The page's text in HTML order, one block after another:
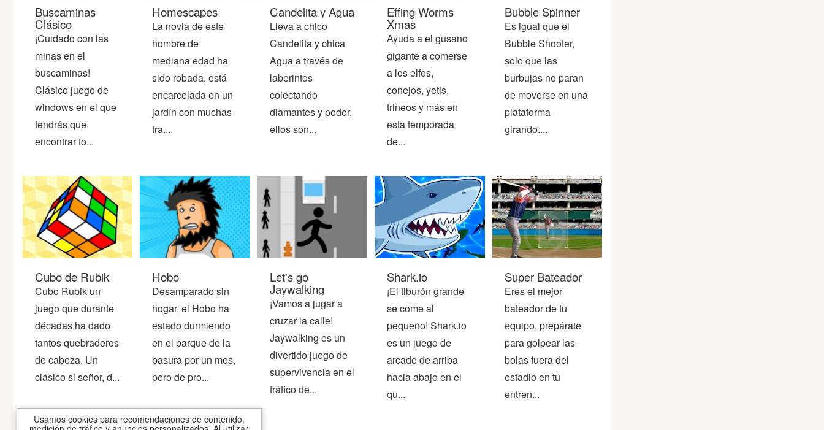
Logica
Arcade
Habilidad
Motos
Guerra
Animaciones
Buscaminas
Clásico
¡Cuidado con las
minas en el
buscaminas!
Clásico juego de
windows en el que
tendrás que
encontrar to...
Homescapes
La novia de este
hombre de
mediana edad ha
sido robada, está
encarcelada en un
jardín con muchas
tra...
Candelita y Agua
Lleva a chico
Candelita y chica
Agua a través de
laberintos
colectando
diamantes y poder,
ellos son...
Effing Worms
Xmas
Ayuda a el gusano
gigante a comerse
a los elfos,
conejos, yetis,
trineos y más en
esta temporada
de...
Bubble Spinner
Es igual que el
Bubble Shooter,
solo que las
burbujas no paran
de moverse en una
plataforma
girando....
Cubo de Rubik
Cubo Rubik un
juego que durante
décadas ha dado
tantos quebraderos
de cabeza. Un
clásico si señor, d...
Hobo
Desamparado sin
hogar, el Hobo ha
estado durmiendo
en el parque de la
basura por un mes,
pero de pro...
Let's go
Jaywalking
¡Vamos a jugar a
cruzar la calle!
Jaywalking es un
divertido juego de
supervivencia en el
tráfico de...
Shark.io
¡El tiburón grande
se come al
pequeño! Shark.io
es un juego de
arcade de arriba
hacia abajo en el
qu...
Super Bateador
Eres el mejor
bateador de tu
equipo, prepárate
para golpear las
bolas fuera del
estadio en tu
entren...
Usamos cookies para recomendaciones de contenido,